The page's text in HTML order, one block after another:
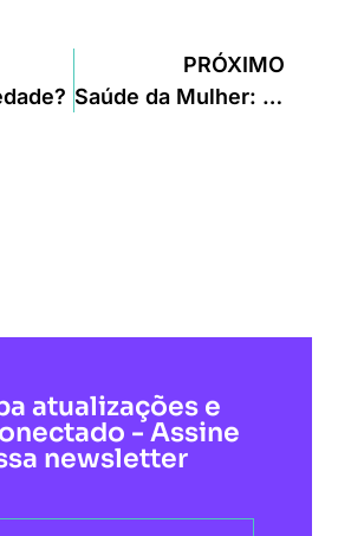
PRÓXIMO
Saúde da Mulher: 21 exames femininos que toda mulher deve fazer!
atualizações e
- Assine
newsletter